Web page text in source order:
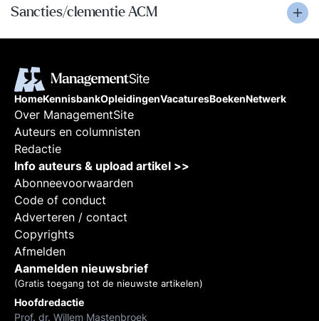
Sancties/clementie ACM
HomeKennisbankOpleidingenVacaturesBoekenNetwerk
Over ManagementSite
Auteurs en columnisten
Redactie
Info auteurs & upload artikel >>
Abonneevoorwaarden
Code of conduct
Adverteren / contact
Copyrights
Afmelden
Aanmelden nieuwsbrief
(Gratis toegang tot de nieuwste artikelen)
Hoofdredactie
Prof. dr. Willem Mastenbroek